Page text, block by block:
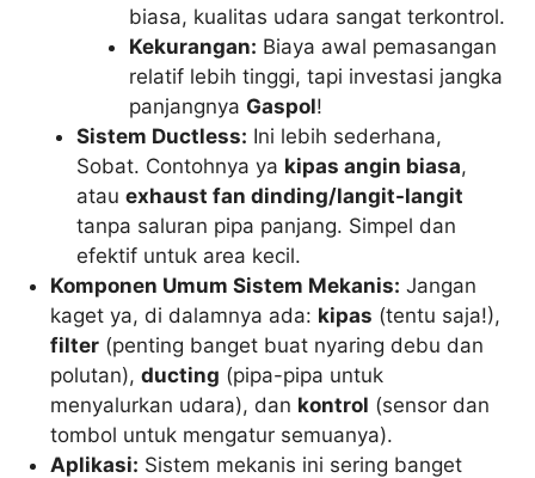
biasa, kualitas udara sangat terkontrol.
Kekurangan: Biaya awal pemasangan
relatif lebih tinggi, tapi investasi jangka
panjangnya Gaspol!
Sistem Ductless: Ini lebih sederhana,
Sobat. Contohnya ya kipas angin biasa,
atauexhaust fan dinding/langit-langit
tanpa saluran pipa panjang. Simpel dan
efektif untuk area kecil.
Komponen Umum Sistem Mekanis: Jangan
kaget ya, di dalamnya ada: kipas (tentu saja!),
filter (penting banget buat nyaring debu dan
polutan),ducting (pipa-pipa untuk
menyalurkan udara), dan kontrol (sensor dan
tombol untuk mengatur semuanya).
Aplikasi: Sistem mekanis ini sering banget